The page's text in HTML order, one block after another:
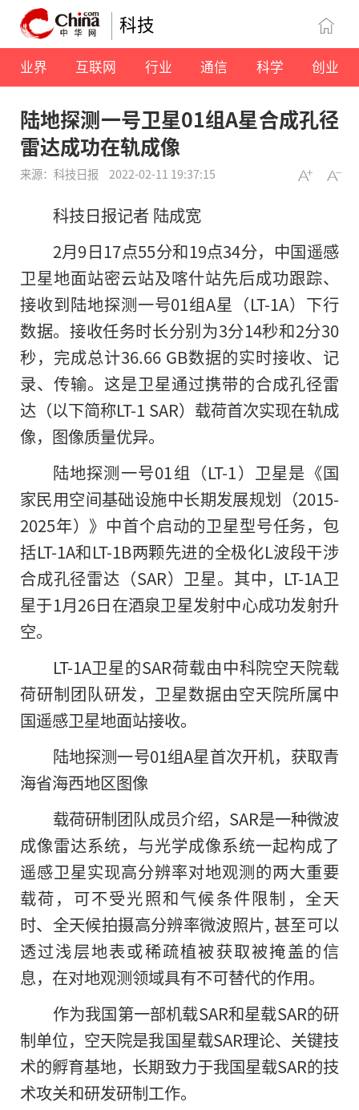
科技
业界 互联网 行业 通信 科学 创业
陆地探测一号卫星01组A星合成孔径
雷达成功在轨成像
来源：科技日报 2022-02-11 19:37:15
科技日报记者 陆成宽
2月9日17点55分和19点34分，中国遥感
卫星地面站密云站及喀什站先后成功跟踪、
接收到陆地探测一号01组A星（LT-1A）下行
数据。接收任务时长分别为3分14秒和2分30
秒，完成总计36.66 GB数据的实时接收、记
录、传输。这是卫星通过携带的合成孔径雷
达（以下简称LT-1 SAR）载荷首次实现在轨成
像，图像质量优异。
陆地探测一号01组（LT-1）卫星是《国
家民用空间基础设施中长期发展规划（2015-
2025年）》中首个启动的卫星型号任务，包
括LT-1A和LT-1B两颗先进的全极化L波段干涉
合成孔径雷达（SAR）卫星。其中，LT-1A卫
星于1月26日在酒泉卫星发射中心成功发射升
空。
LT-1A卫星的SAR荷载由中科院空天院载
荷研制团队研发，卫星数据由空天院所属中
国遥感卫星地面站接收。
陆地探测一号01组A星首次开机，获取青
海省海西地区图像
载荷研制团队成员介绍，SAR是一种微波
成像雷达系统，与光学成像系统一起构成了
遥感卫星实现高分辨率对地观测的两大重要
载荷，可不受光照和气候条件限制，全天
时、全天候拍摄高分辨率微波照片, 甚至可以
透过浅层地表或稀疏植被获取被掩盖的信
息，在对地观测领域具有不可替代的作用。
作为我国第一部机载SAR和星载SAR的研
制单位，空天院是我国星载SAR理论、关键技
术的孵育基地，长期致力于我国星载SAR的技
术攻关和研发研制工作。